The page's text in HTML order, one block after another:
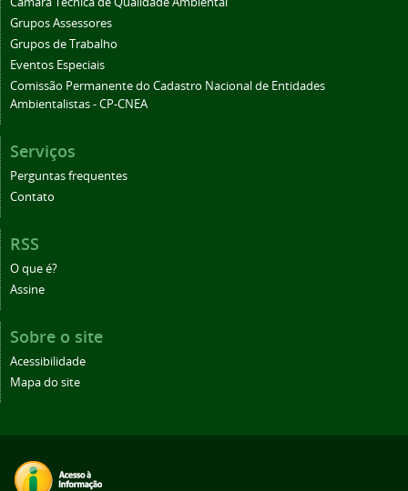
Grupos Assessores
Grupos de Trabalho
Eventos Especiais
Comissão Permanente do Cadastro Nacional de Entidades
Ambientalistas - CP-CNEA
Serviços
Perguntas frequentes
Contato
RSS
O que é?
Assine
Sobre o site
Acessibilidade
Mapa do site